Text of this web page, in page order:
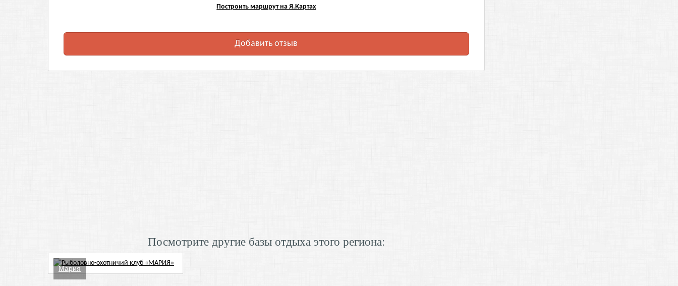
Построить маршрут на Я.Картах
Добавить отзыв
Посмотрите другие базы отдыха этого региона:
Мария